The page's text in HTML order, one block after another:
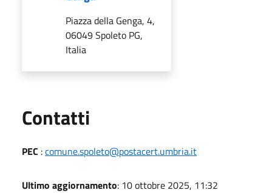
Piazza della Genga, 4,
06049 Spoleto PG,
Italia
Contatti
PEC :comune.spoleto@postacert.umbria.it
Ultimo aggiornamento: 10 ottobre 2025, 11:32